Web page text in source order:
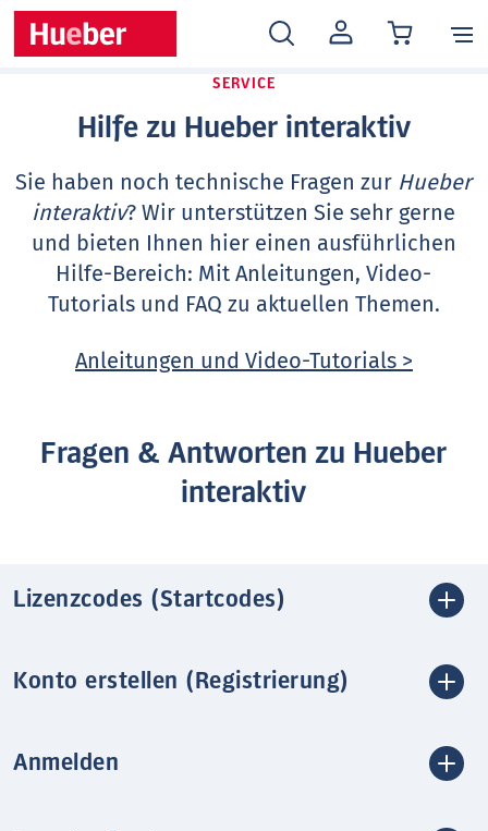
MEIN
KONTO
SERVICE
Hilfe zu Hueber interaktiv
Sie haben noch technische Fragen zur Hueber
interaktiv? Wir unterstützen Sie sehr gerne
und bieten Ihnen hier einen ausführlichen
Hilfe-Bereich: Mit Anleitungen, Video-
Tutorials und FAQ zu aktuellen Themen.
Anleitungen und Video-Tutorials >
Fragen & Antworten zu Hueber
interaktiv
Lizenzcodes (Startcodes)
Konto erstellen (Registrierung)
Anmelden